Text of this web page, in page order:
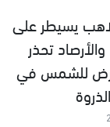
يسيطر على
تحذر
للشمس في